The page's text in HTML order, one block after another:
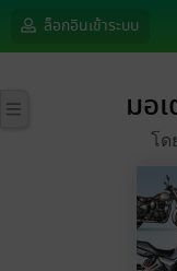
ล็อกอินเข้าระบบ
มอ
โด